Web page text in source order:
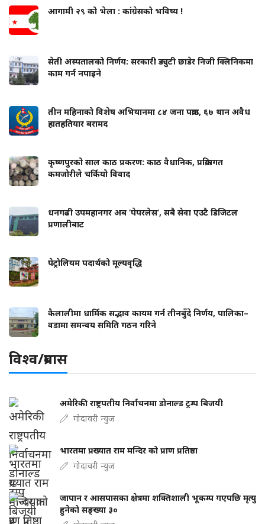
आगामी २९ को भेला : कांग्रेसको भविष्य !
सेती अस्पतालको निर्णय: सरकारी ड्युटी छाडेर निजी क्लिनिकमा
काम गर्न नपाइने
तीन महिनाको विशेष अभियानमा ८४ जना पक्राउ, ६७ थान अवैध
हातहतियार बरामद
कृष्णपुरको साल काठ प्रकरण: काठ वैधानिक, प्रक्रियागत
कमजोरीले चर्कियो विवाद
धनगढी उपमहानगर अब ‘पेपरलेस’, सबै सेवा एउटै डिजिटल
प्रणालीबाट
पेट्रोलियम पदार्थको मूल्यवृद्धि
कैलालीमा धार्मिक सद्भाव कायम गर्न तीनबुँदे निर्णय, पालिका–
वडामा समन्वय समिति गठन गरिने
विश्व/प्रबास
अमेरिकी राष्ट्रपतीय निर्वाचनमा डोनाल्ड ट्रम्प बिजयी
गोदावरी न्युज
भारतमा प्रख्यात राम मन्दिर को प्राण प्रतिष्ठा
गोदावरी न्युज
जापान र आसपासका क्षेत्रमा शक्तिशाली भूकम्प गएपछि मृत्यु
हुनेको सङ्ख्या ३०